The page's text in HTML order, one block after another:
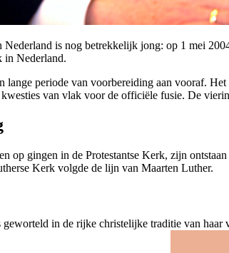
Nederland is nog betrekkelijk jong: op 1 mei
in Nederland.
lange periode van voorbereiding aan vooraf.
van vlak voor de officiële fusie. De
op gingen in de Protestantse Kerk, zijn
Kerk volgde de lijn van Maarten Luther.
in de rijke christelijke traditie van